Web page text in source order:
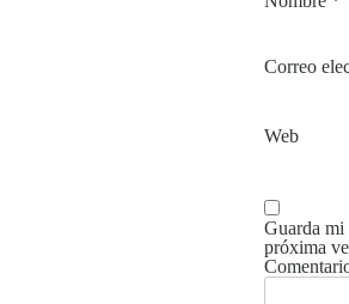
Correo
Web
Guarda mi
próxima